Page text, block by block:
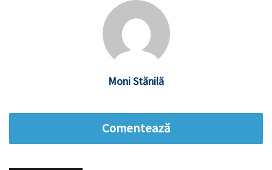
Moni Stănilă
Comentează